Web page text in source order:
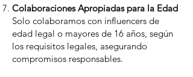
Colaboraciones Apropiadas para la Edad
Solo colaboramos con influencers de
edad legal o mayores de 16 años, según
los requisitos legales, asegurando
compromisos responsables.